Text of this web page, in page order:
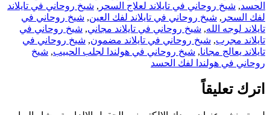
الحسد, شيخ روحاني في تايلاند لعلاج السحر , شيخ روحاني في تايلاند
لفك السحر , شيخ روحاني في تايلاند لفك العين, شيخ روحاني في
تايلاند لوجه الله, شيخ روحاني في تايلاند مجاني, شيخ روحاني في
تايلاند مجرب, شيخ روحاني في تايلاند مضمون, شيخ روحاني في
تايلاند يعالج مجانا, شيخ روحاني في هولندا لجلب الحبيب, شيخ
روحاني في هولندا لفك الحسد
اترك تعليقاً